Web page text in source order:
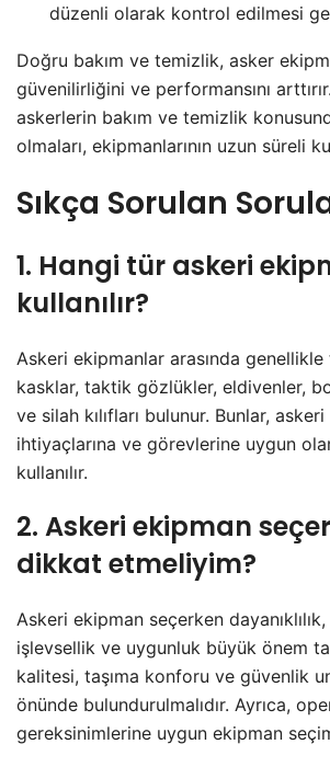
düzenli olarak kontrol edilmesi
Doğru bakım ve temizlik, asker
güvenilirliğini ve performansını
askerlerin bakım ve temizlik
olmaları, ekipmanlarının uzun süreli
Sıkça Sorulan
1. Hangi tür askeri
kullanılır?
Askeri ekipmanlar arasında
kasklar, taktik gözlükler, eldivenler,
ve silah kılıfları bulunur. Bunlar,
ihtiyaçlarına ve görevlerine uygun
kullanılır.
2. Askeri ekipman
dikkat etmeliyim?
Askeri ekipman seçerken
işlevsellik ve uygunluk büyük önem
kalitesi, taşıma konforu ve güvenlik
önünde bulundurulmalıdır. Ayrıca,
gereksinimlerine uygun ekipman